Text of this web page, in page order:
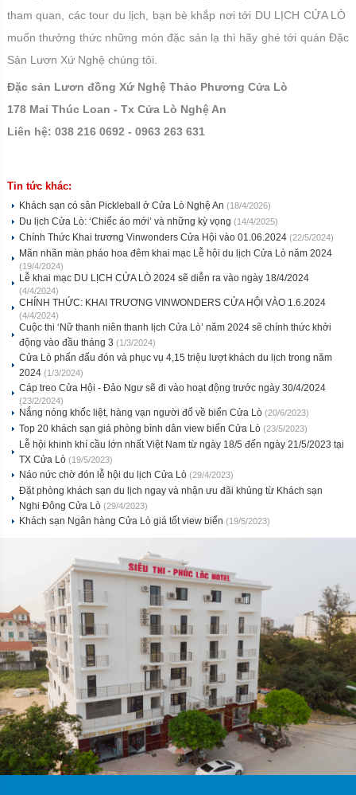
tham quan, các tour du lịch, bạn bè khắp nơi tới DU LỊCH CỬA LÒ
muốn thưởng thức những món đặc sản lạ thì hãy ghé tới quán Đặc
Sản Lươn Xứ Nghệ chúng tôi.
Đặc sản Lươn đồng Xứ Nghệ Thảo Phương Cửa Lò
178 Mai Thúc Loan - Tx Cửa Lò Nghệ An
Liên hệ: 038 216 0692 - 0963 263 631
Tin tức khác:
Khách sạn có sân Pickleball ở Cửa Lò Nghệ An (18/4/2026)
Du lịch Cửa Lò: ‘Chiếc áo mới’ và những kỳ vọng (14/4/2025)
Chính Thức Khai trương Vinwonders Cửa Hội vào 01.06.2024 (22/5/2024)
Mãn nhãn màn pháo hoa đêm khai mạc Lễ hội du lịch Cửa Lò năm 2024
(19/4/2024)
Lễ khai mạc DU LỊCH CỬA LÒ 2024 sẽ diễn ra vào ngày 18/4/2024
(4/4/2024)
CHÍNH THỨC: KHAI TRƯƠNG VINWONDERS CỬA HỘI VÀO 1.6.2024
(4/4/2024)
Cuộc thi ‘Nữ thanh niên thanh lịch Cửa Lò’ năm 2024 sẽ chính thức khởi
động vào đầu tháng 3 (1/3/2024)
Cửa Lò phấn đấu đón và phục vụ 4,15 triệu lượt khách du lịch trong năm
2024 (1/3/2024)
Cáp treo Cửa Hội - Đảo Ngư sẽ đi vào hoạt động trước ngày 30/4/2024
(23/2/2024)
Nắng nóng khốc liệt, hàng vạn người đổ về biển Cửa Lò (20/6/2023)
Top 20 khách sạn giá phòng bình dân view biển Cửa Lò (23/5/2023)
Lễ hội khinh khí cầu lớn nhất Việt Nam từ ngày 18/5 đến ngày 21/5/2023 tại
TX Cửa Lò (19/5/2023)
Náo nức chờ đón lễ hội du lịch Cửa Lò (29/4/2023)
Đặt phòng khách sạn du lịch ngay và nhận ưu đãi khủng từ Khách sạn
Nghi Đông Cửa Lò (29/4/2023)
Khách sạn Ngân hàng Cửa Lò giá tốt view biển (19/5/2023)